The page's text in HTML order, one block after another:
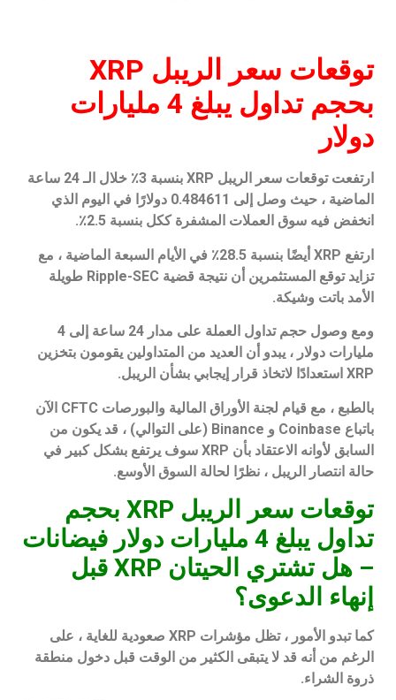
توقعات سعر الريبل XRP
بحجم تداول يبلغ 4 مليارات
دولار
ارتفعت توقعات سعر الريبل XRP بنسبة 3٪ خلال الـ 24 ساعة
الماضية ، حيث وصل إلى 0.484611 دولارًا في اليوم الذي
انخفض فيه سوق العملات المشفرة ككل بنسبة 2.5٪.
ارتفع XRP أيضًا بنسبة 28.5٪ في الأيام السبعة الماضية ، مع
تزايد توقع المستثمرين أن نتيجة قضية Ripple-SEC طويلة
الأمد باتت وشيكة.
ومع وصول حجم تداول العملة على مدار 24 ساعة إلى 4
مليارات دولار ، يبدو أن العديد من المتداولين يقومون بتخزين
XRP استعدادًا لاتخاذ قرار إيجابي بشأن الريبل.
بالطبع ، مع قيام لجنة الأوراق المالية والبورصات CFTC الآن
باتباع Coinbase و Binance (على التوالي) ، قد يكون من
السابق لأوانه الاعتقاد بأن XRP سوف يرتفع بشكل كبير في
حالة انتصار الريبل ، نظرًا لحالة السوق الأوسع.
توقعات سعر الريبل XRP بحجم
تداول يبلغ 4 مليارات دولار فيضانات
– هل تشتري الحيتان XRP قبل
إنهاء الدعوى؟
كما تبدو الأمور ، تظل مؤشرات XRP صعودية للغاية ، على
الرغم من أنه قد لا يتبقى الكثير من الوقت قبل دخول منطقة
ذروة الشراء.